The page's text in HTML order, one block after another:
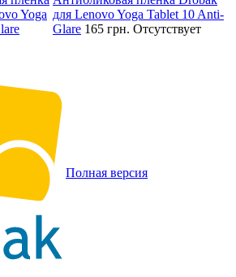
для Lenovo Yoga Tablet 10 Anti-
Glare 165 грн. Отсутствует
Полная версия